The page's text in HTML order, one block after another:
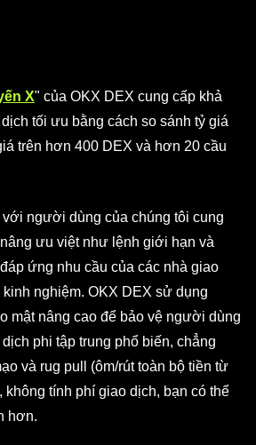
X" của OKX DEX cung cấp khả
tối ưu bằng cách so sánh tỷ giá
trên hơn 400 DEX và hơn 20 cầu
người dùng của chúng tôi cung
ưu việt như lệnh giới hạn và
ứng nhu cầu của các nhà giao
nghiệm. OKX DEX sử dụng
mật nâng cao để bảo vệ người dùng
phi tập trung phổ biến, chẳng
và rug pull (ôm/rút toàn bộ tiền từ
không tính phí giao dịch, bạn có thể
hơn.